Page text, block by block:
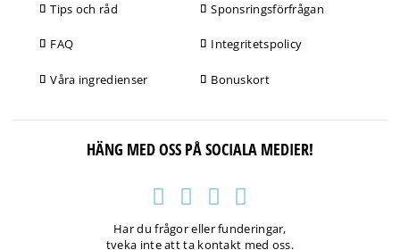
Tips och råd
FAQ
Våra ingredienser
Sponsringsförfrågan
Integritetspolicy
Bonuskort
HÄNG MED OSS PÅ SOCIALA MEDIER!
Har du frågor eller funderingar,
tveka inte att ta kontakt med oss.